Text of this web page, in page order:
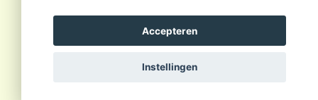
Accepteren
Instellingen